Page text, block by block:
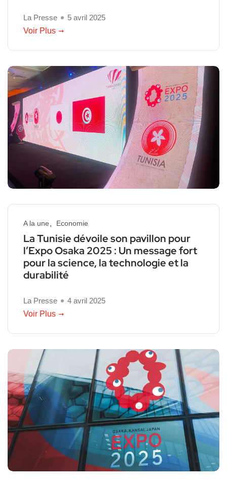
La Presse
5 avril 2025
Voir Plus
A la une Economie
La Tunisie dévoile son pavillon pour
l’Expo Osaka 2025 : Un message fort
pour la science, la technologie et la
durabilité
La Presse
4 avril 2025
Voir Plus